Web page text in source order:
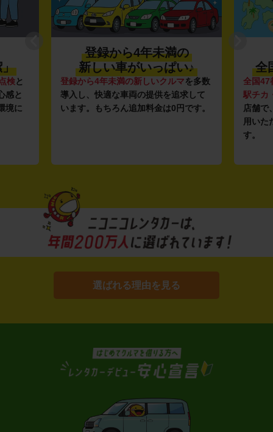
」
検と
感と
境に
登録から4年未満の
新しい車がいっぱい♪
登録から4年未満の新しいクルマを多数
導入し、快適な車両の提供を追求して
います。もちろん追加料金は0円です。
全
全国47
駅チカ
店舗で
用いた
す。
選ばれる理由を見る